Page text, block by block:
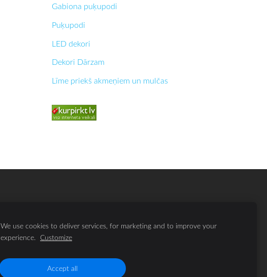
Gabiona puķupodi
Puķupodi
LED dekori
Dekori Dārzam
Līme priekš akmeņiem un mulčas
We use cookies to deliver services, for marketing and to improve your
experience. Customize
Accept all